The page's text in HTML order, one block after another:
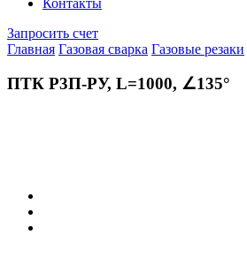
Контакты
Запросить счет
Главная Газовая сварка Газовые резаки
ПТК Р3П-РУ, L=1000, ∠135°